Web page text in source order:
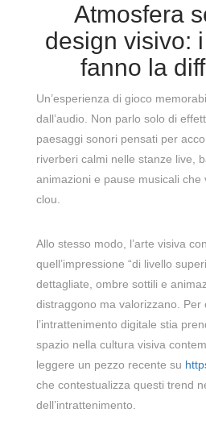
Atmosfera
design visivo:
fanno la
Un’esperienza di gioco
dall’audio. Non parlo solo di
paesaggi sonori pensati per
riverberi calmi nelle stanze live,
animazioni e pause musicali che
clou.
Allo stesso modo, l’arte visiva
quell’impressione “di livello
dettagliate, ombre sottili e
distraggono ma valorizzano. Per
l’intrattenimento digitale stia
spazio nella cultura visiva
leggere un pezzo recente su
che contestualizza questi trend
dell’intrattenimento.